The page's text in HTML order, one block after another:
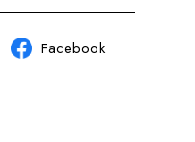
Facebook